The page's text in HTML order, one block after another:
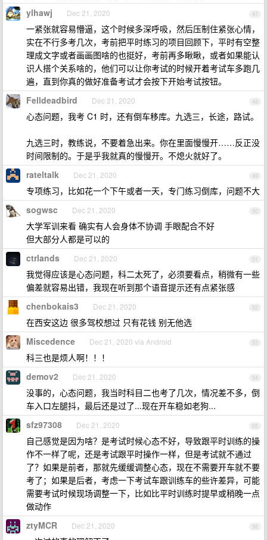
47
ylhawj Dec 21, 2020
一紧张就容易懵逼，这个时候多深呼吸，然后压制住紧张心情，
实在不行多考几次，考前把平时练习的项目回顾下，平时有空整
理成文字或者画画图啥的也挺好，考前再多瞅瞅，或者如果能认
识人搭个关系啥的，他们可以让你考试的时候开着考试车多跑几
遍，直到你真的做好准备考试才会按下开始考试按钮。
48
Felldeadbird Dec 21, 2020
心态问题，我考 C1 时，还有倒车移库。九选三，长途，路试。
九选三时，教练说，不要着急出来。你在里面慢慢开……反正没
时间限制的。于是乎我就真的慢慢开。不熄火就好了。
49
rateltalk Dec 21, 2020
专项练习，比如花一个下午或者一天，专门练习倒库，问题不大
50
sogwsc Dec 21, 2020
大学军训来看 确实有人会身体不协调 手眼配合不好
但大部分人都是可以的
51
ctrlands Dec 21, 2020
我觉得应该是心态问题，科二太死了，必须要看点，稍微有一些
偏差就容易出错，我现在听到那个语音提示还有点紧张感
52
chenbokais3 Dec 21, 2020
在西安这边 很多驾校想过 只有花钱 别无他选
53
Miscedence Dec 21, 2020 via Android
科三也是烦人啊！！！
54
demov2 Dec 21, 2020
没事的，心态问题，我当时科目二也考了几次，情况差不多，倒
车入口左腿抖，最后还是过了...现在开车稳如老狗...
55
sfz97308 Dec 21, 2020
自己感觉是因为啥？是考试时候心态不好，导致跟平时训练的操
作不一样了呢，还是考试跟平时操作一样，但是考试就不通过
了？如果是前者，那就先缓缓调整心态，现在不需要开车就不要
考了；如果是后者，考虑一下考试车跟训练车的些许差异，可能
需要考试时候现场调整一下，比如比平时训练时提早或稍晚一点
做动作
56
ztyMCR Dec 21, 2020